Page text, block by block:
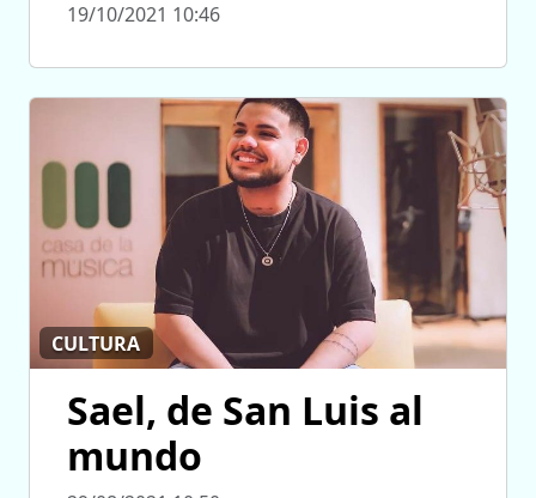
19/10/2021 10:46
CULTURA
Sael, de San Luis al
mundo